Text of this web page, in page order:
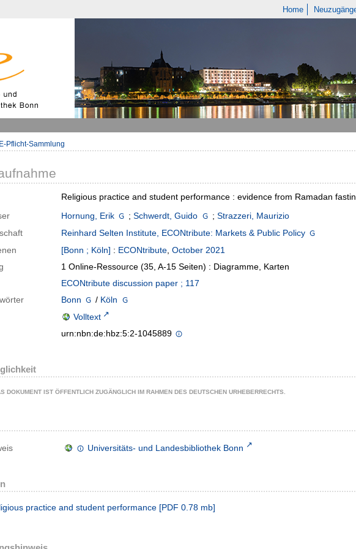
Home
E-Pflicht-Sammlung
Religious practice and student performance : evidence from Ramadan
Hornung, Erik ; Schwerdt, Guido ; Strazzeri, Maurizio
Reinhard Selten Institute, ECONtribute: Markets & Public Policy
[Bonn ; Köln] : ECONtribute, October 2021
1 Online-Ressource (35, A-15 Seiten) : Diagramme, Karten
ECONtribute discussion paper ; 117
Bonn / Köln
Volltext
urn:nbn:de:hbz:5:2-1045889
DOKUMENT IST ÖFFENTLICH ZUGÄNGLICH IM RAHMEN DES DEUTSCHEN URHEBERRECHTS.
Universitäts- und Landesbibliothek Bonn
practice and student performance [PDF 0.78 mb]